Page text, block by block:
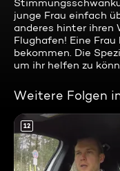
junge Frau einfach
anderes hinter ihren
Flughafen! Eine
bekommen. Die
um ihr helfen zu
Weitere Folgen
12